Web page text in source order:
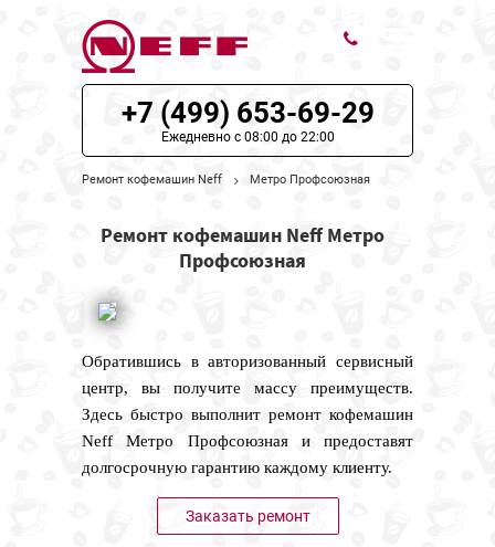
ЦЕНЫ НА РЕМОНТ
НАШИ КОНТАКТЫ
+7 (499) 653-69-29
Ежедневно с 08:00 до 22:00
Ремонт кофемашин Neff Метро Профсоюзная
Ремонт кофемашин Neff Метро
Профсоюзная
Обратившись в авторизованный сервисный
центр, вы получите массу преимуществ.
Здесь быстро выполнит ремонт кофемашин
Neff Метро Профсоюзная и предоставят
долгосрочную гарантию каждому клиенту.
Заказать ремонт